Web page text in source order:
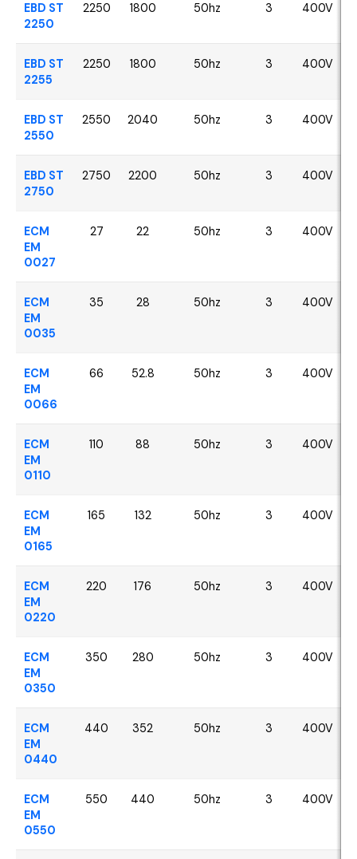
EBD ST
2250
2250 1800 50hz 3 400V
EBD ST
2255
2250 1800 50hz 3 400V
EBD ST
2550
2550 2040 50hz 3 400V
EBD ST
2750
2750 2200 50hz 3 400V
ECM
EM
0027
27 22 50hz 3 400V
ECM
EM
0035
35 28 50hz 3 400V
ECM
EM
0066
66 52.8 50hz 3 400V
ECM
EM
0110
110 88 50hz 3 400V
ECM
EM
0165
165 132 50hz 3 400V
ECM
EM
0220
220 176 50hz 3 400V
ECM
EM
0350
350 280 50hz 3 400V
ECM
EM
0440
440 352 50hz 3 400V
ECM
EM
0550
550 440 50hz 3 400V